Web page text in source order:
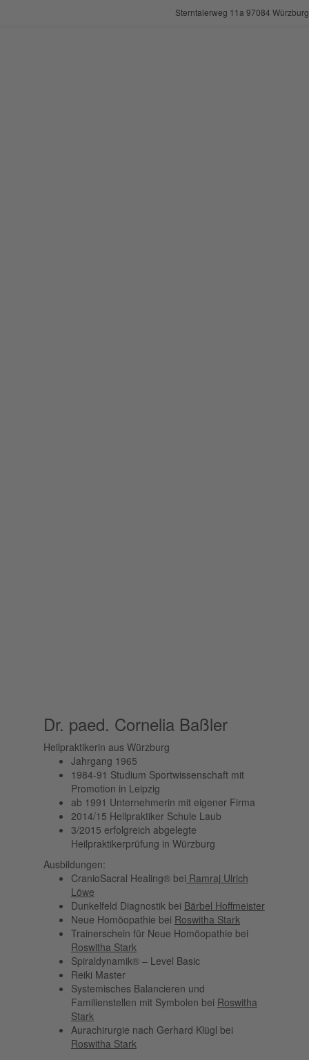
Dr. paed. Cornelia Baßler
Heilpraktikerin aus Würzburg
Jahrgang 1965
1984-91 Studium Sportwissenschaft mit
Promotion in Leipzig
ab 1991 Unternehmerin mit eigener Firma
2014/15 Heilpraktiker Schule Laub
3/2015 erfolgreich abgelegte
Heilpraktikerprüfung in Würzburg
Ausbildungen:
CranioSacral Healing® bei Ramraj Ulrich
Löwe
Dunkelfeld Diagnostik bei Bärbel Hoffmeister
Neue Homöopathie bei Roswitha Stark
Trainerschein für Neue Homöopathie bei
Roswitha Stark
Spiraldynamik® – Level Basic
Reiki Master
Systemisches Balancieren und
Familienstellen mit Symbolen bei Roswitha
Stark
Aurachirurgie nach Gerhard Klügl bei
Roswitha Stark
Sterntalerweg 11a 97084